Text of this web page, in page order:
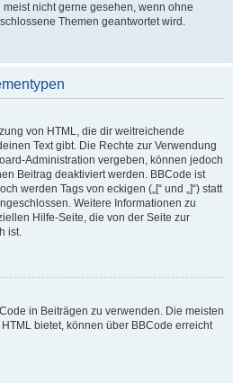
nicht gerne gesehen, wenn ohne
Themen geantwortet wird.
von HTML, die dir weitreichende
Text gibt. Die Rechte zur Verwendung
Administration vergeben, können jedoch
Beitrag deaktiviert werden. BBCode ist
werden Tags von eckigen („[“ und „]“) statt
Weitere Informationen zu
Hilfe-Seite, die von der Seite zur
ist.
in Beiträgen zu verwenden. Die meisten
bietet, können über BBCode erreicht